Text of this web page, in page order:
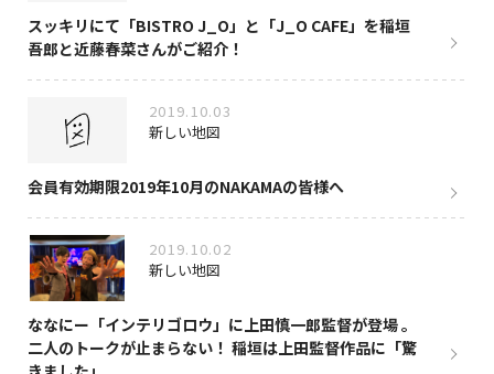
スッキリにて「BISTRO J_O」と「J_O CAFE」を稲垣
吾郎と近藤春菜さんがご紹介！
2019.10.03
新しい地図
会員有効期限2019年10月のNAKAMAの皆様へ
2019.10.02
新しい地図
ななにー「インテリゴロウ」に上田慎一郎監督が登場 。
二人のトークが止まらない！ 稲垣は上田監督作品に「驚